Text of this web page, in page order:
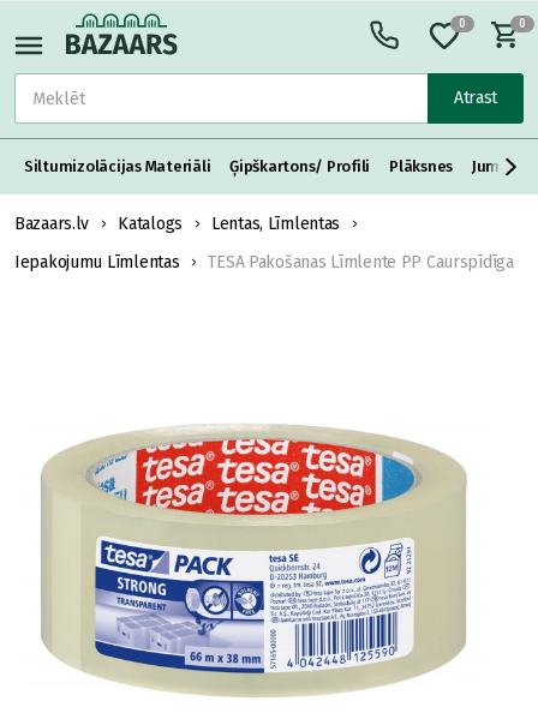
Atrast
0 0
Siltumizolācijas Materiāli Ģipškartons/ Profili Plāksnes Jumta
Bazaars.lv Katalogs
Lentas, Līmlentas
Iepakojumu Līmlentas
TESA Pakošanas Līmlente PP Caurspīdīga